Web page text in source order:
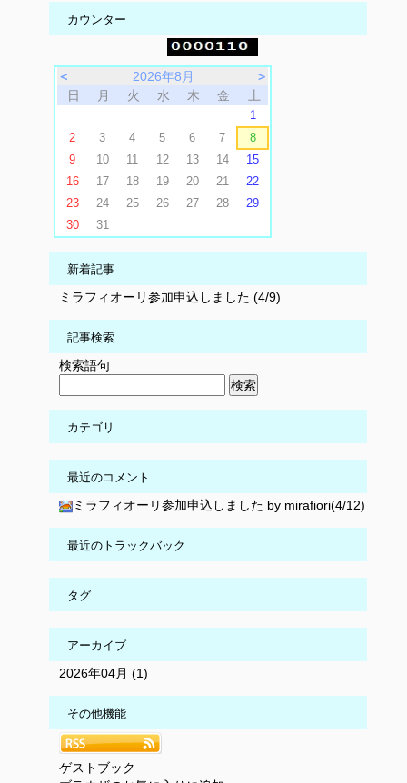
カウンター
＜ 2026年8月
＞
日
月 火 水 木 金 土
1
2
3 4 5 6 7
8
9
10 11 12 13 14
15
16
17 18 19 20 21
22
23
24 25 26 27 28
29
30
31
新着記事
ミラフィオーリ参加申込しました (4/9)
記事検索
検索語句
カテゴリ
最近のコメント
ミラフィオーリ参加申込しました by mirafiori(4/12)
最近のトラックバック
タグ
アーカイブ
2026年04月 (1)
その他機能
ゲストブック